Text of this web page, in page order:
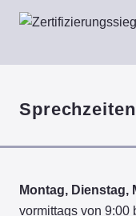
Sprechzeiten
Montag, Dienstag,
vormittags von 9:00